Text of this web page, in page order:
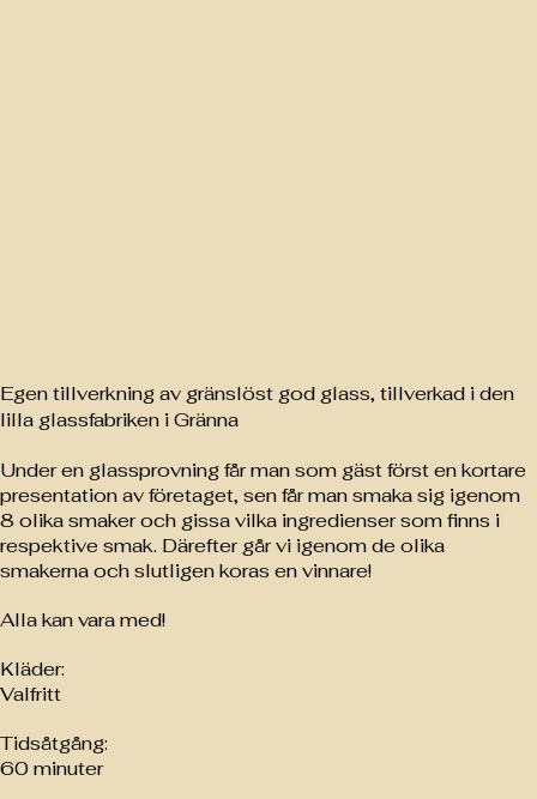
60 minuter
Tidsåtgång:
Valfritt
Kläder:
Under en glassprovning får man som gäst först en kortare
presentation av företaget, sen får man smaka sig igenom
8 olika smaker och gissa vilka ingredienser som finns i
respektive smak. Därefter går vi igenom de olika
smakerna och slutligen koras en vinnare!
Alla kan vara med!
Egen tillverkning av gränslöst god glass, tillverkad i den
lilla glassfabriken i Gränna